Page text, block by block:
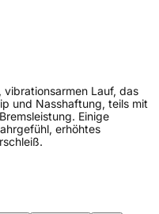
vibrationsarmen Lauf, das
und Nasshaftung, teils mit
Einige
erhöhtes